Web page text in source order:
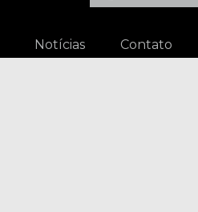
Notícias Contato